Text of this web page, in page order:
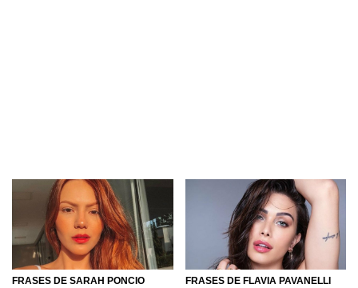
FRASES DE SARAH PONCIO FRASES DE FLAVIA PAVANELLI